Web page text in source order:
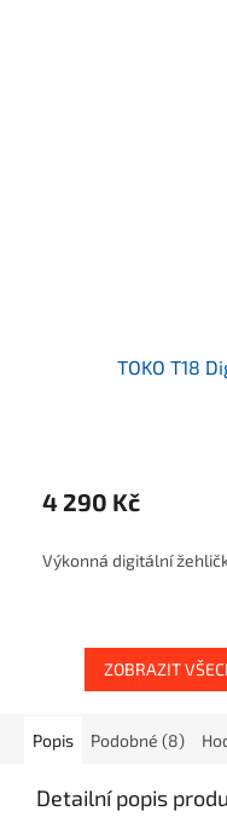
TOKO T18
4 290 Kč
Výkonná digitální
ZOBRAZIT
Popis Podobné (8)
Detailní popis